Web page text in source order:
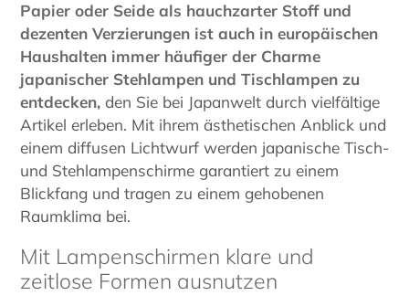
Papier oder Seide als hauchzarter Stoff und
dezenten Verzierungen ist auch in europäischen
Haushalten immer häufiger der Charme
japanischer Stehlampen und Tischlampen zu
entdecken, den Sie bei Japanwelt durch vielfältige
Artikel erleben. Mit ihrem ästhetischen Anblick und
einem diffusen Lichtwurf werden japanische Tisch-
und Stehlampenschirme garantiert zu einem
Blickfang und tragen zu einem gehobenen
Raumklima bei.
Mit Lampenschirmen klare und
zeitlose Formen ausnutzen